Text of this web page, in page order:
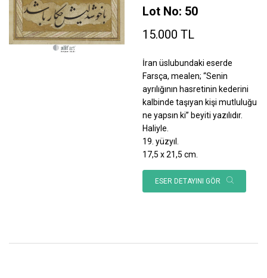
Lot No: 50
15.000 TL
İran üslubundaki eserde
Farsça, mealen; “Senin
ayrılığının hasretinin kederini
kalbinde taşıyan kişi mutluluğu
ne yapsın ki” beyiti yazılıdır.
Haliyle.
19. yüzyıl.
17,5 x 21,5 cm.
ESER DETAYINI GÖR